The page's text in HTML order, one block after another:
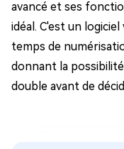
avancé et ses
idéal. C'est un
temps de
donnant la
double avant de